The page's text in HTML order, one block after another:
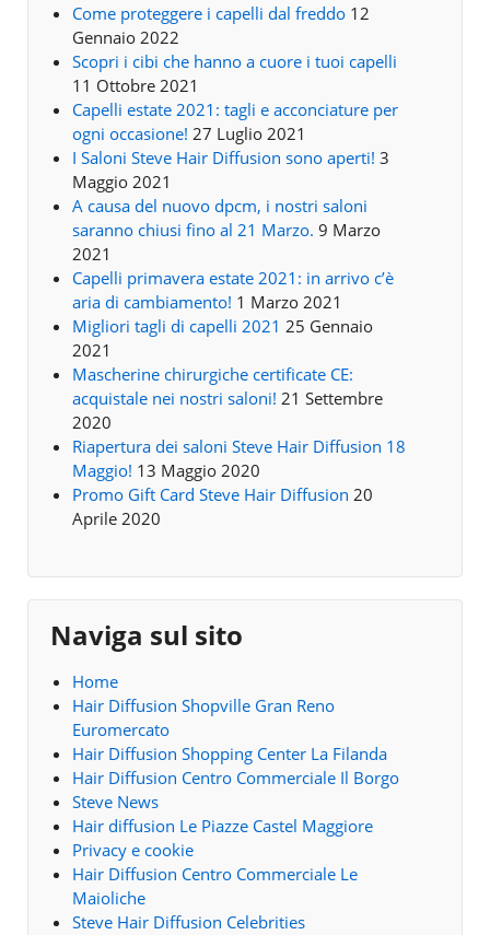
Come proteggere i capelli dal freddo 12
Gennaio 2022
Scopri i cibi che hanno a cuore i tuoi capelli
11 Ottobre 2021
Capelli estate 2021: tagli e acconciature per
ogni occasione! 27 Luglio 2021
I Saloni Steve Hair Diffusion sono aperti! 3
Maggio 2021
A causa del nuovo dpcm, i nostri saloni
saranno chiusi fino al 21 Marzo. 9 Marzo
2021
Capelli primavera estate 2021: in arrivo c’è
aria di cambiamento! 1 Marzo 2021
Migliori tagli di capelli 2021 25 Gennaio
2021
Mascherine chirurgiche certificate CE:
acquistale nei nostri saloni! 21 Settembre
2020
Riapertura dei saloni Steve Hair Diffusion 18
Maggio! 13 Maggio 2020
Promo Gift Card Steve Hair Diffusion 20
Aprile 2020
Naviga sul sito
Home
Hair Diffusion Shopville Gran Reno
Euromercato
Hair Diffusion Shopping Center La Filanda
Hair Diffusion Centro Commerciale Il Borgo
Steve News
Hair diffusion Le Piazze Castel Maggiore
Privacy e cookie
Hair Diffusion Centro Commerciale Le
Maioliche
Steve Hair Diffusion Celebrities